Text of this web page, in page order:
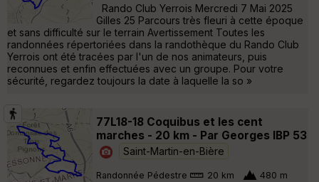
Rando Club Yerrois Mercredi 7 Mai 2025
Gilles 25 Parcours très fleuri à cette époque
et sans difficulté sur le terrain Avertissement Toutes les
randonnées répertoriées dans la randothèque du Rando Club
Yerrois ont été tracées par l'un de nos animateurs, puis
reconnues et enfin effectuées avec un groupe. Pour votre
sécurité, regardez toujours la date à laquelle la so »
77L18-18 Coquibus et les cent
marches - 20 km - Par Georges IBP 53
Saint-Martin-en-Bière
Randonnée Pédestre 20 km 480 m